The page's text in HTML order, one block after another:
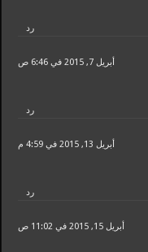
رد
أبريل 7, 2015 في 6:46 ص
رد
أبريل 13, 2015 في 4:59 م
رد
أبريل 15, 2015 في 11:02 ص